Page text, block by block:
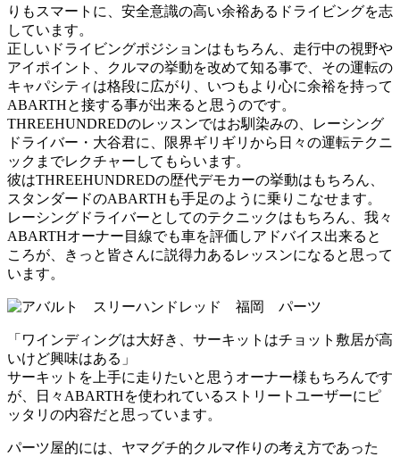
りもスマートに、安全意識の高い余裕あるドライビングを志
しています。
正しいドライビングポジションはもちろん、走行中の視野や
アイポイント、クルマの挙動を改めて知る事で、その運転の
キャパシティは格段に広がり、いつもより心に余裕を持って
ABARTHと接する事が出来ると思うのです。
THREEHUNDREDのレッスンではお馴染みの、レーシング
ドライバー・大谷君に、限界ギリギリから日々の運転テクニ
ックまでレクチャーしてもらいます。
彼はTHREEHUNDREDの歴代デモカーの挙動はもちろん、
スタンダードのABARTHも手足のように乗りこなせます。
レーシングドライバーとしてのテクニックはもちろん、我々
ABARTHオーナー目線でも車を評価しアドバイス出来ると
ころが、きっと皆さんに説得力あるレッスンになると思って
います。
「ワインディングは大好き、サーキットはチョット敷居が高
いけど興味はある」
サーキットを上手に走りたいと思うオーナー様もちろんです
が、日々ABARTHを使われているストリートユーザーにピ
ッタリの内容だと思っています。
パーツ屋的には、ヤマグチ的クルマ作りの考え方であった